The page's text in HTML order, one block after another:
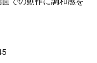
～15:45